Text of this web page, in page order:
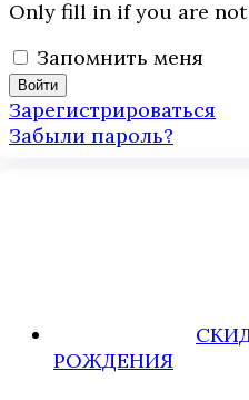
Only fill in if you are
Запомнить меня
Зарегистрироваться
Забыли пароль?
РОЖДЕНИЯ